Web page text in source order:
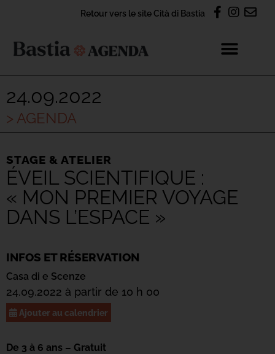
Retour vers le site Cità di Bastia
24.09.2022
> AGENDA
STAGE & ATELIER
ÉVEIL SCIENTIFIQUE :
« MON PREMIER VOYAGE
DANS L’ESPACE »
INFOS ET RÉSERVATION
Casa di e Scenze
24.09.2022 à partir de 10 h 00
Ajouter au calendrier
De 3 à 6 ans – Gratuit